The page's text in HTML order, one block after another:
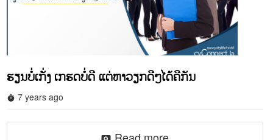
ຮຽນບໍ່ເກັ່ງ ເກຮດບໍ່ດີ ແຕ່ຫາວຽກດີໆໄດ້ຄືກັນ
timer 7 years ago